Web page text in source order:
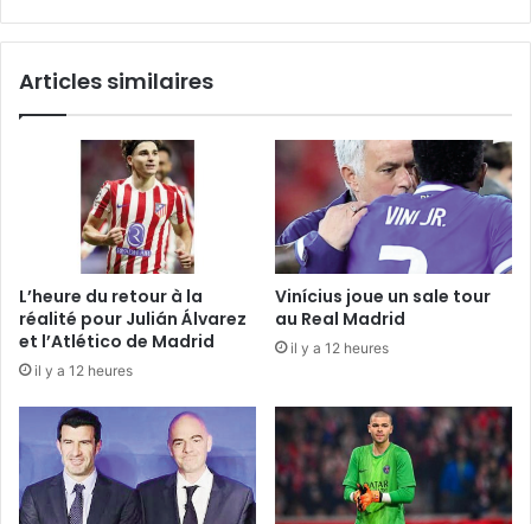
Articles similaires
L’heure du retour à la
réalité pour Julián Álvarez
et l’Atlético de Madrid
il y a 12 heures
Vinícius joue un sale tour
au Real Madrid
il y a 12 heures